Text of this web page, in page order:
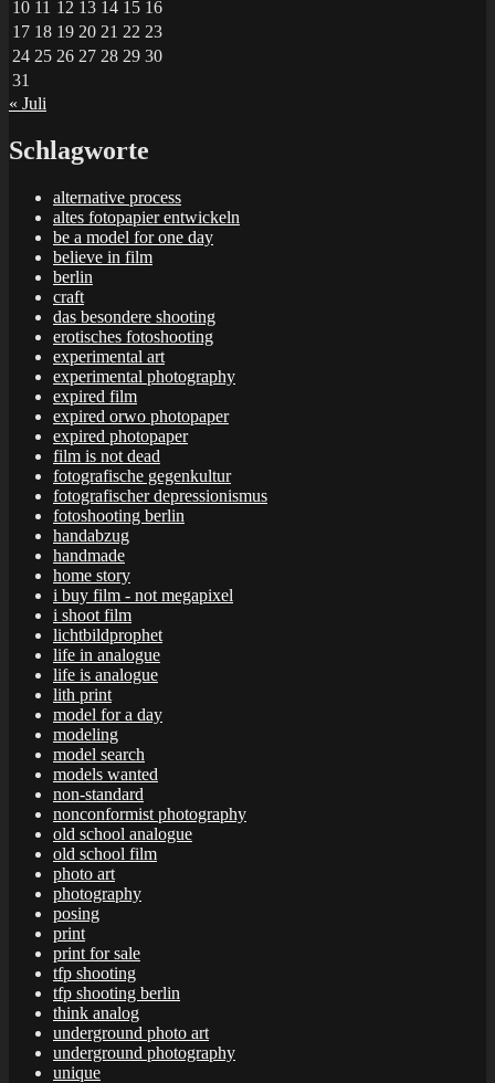
10 11 12 13 14 15 16
17 18 19 20 21 22 23
24 25 26 27 28 29 30
31
« Juli
Schlagworte
alternative process
altes fotopapier entwickeln
be a model for one day
believe in film
berlin
craft
das besondere shooting
erotisches fotoshooting
experimental art
experimental photography
expired film
expired orwo photopaper
expired photopaper
film is not dead
fotografische gegenkultur
fotografischer depressionismus
fotoshooting berlin
handabzug
handmade
home story
i buy film - not megapixel
i shoot film
lichtbildprophet
life in analogue
life is analogue
lith print
model for a day
modeling
model search
models wanted
non-standard
nonconformist photography
old school analogue
old school film
photo art
photography
posing
print
print for sale
tfp shooting
tfp shooting berlin
think analog
underground photo art
underground photography
unique